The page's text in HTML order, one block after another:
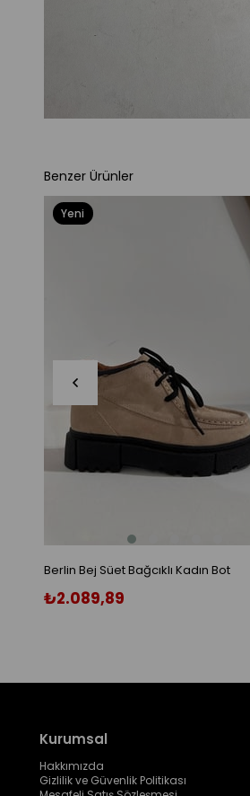
Benzer Ürünler
Berlin Bej Süet Bağcıklı Kadın Bot
₺2.089,89
Yeni
Kurumsal
Hakkımızda
Gizlilik ve Güvenlik Politikası